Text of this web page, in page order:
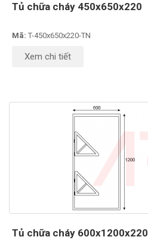
Tủ chữa cháy 450x650x220
Mã: T-450x650x220-TN
Xem chi tiết
Tủ chữa cháy 600x1200x220